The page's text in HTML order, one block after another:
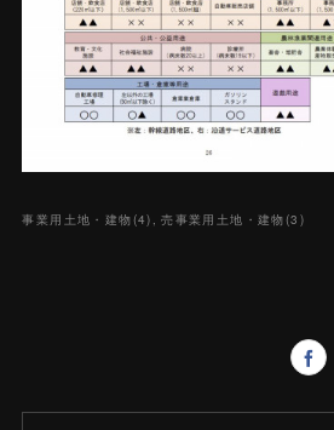
事業用土地・建物(4) 売事業用土地・建物(3 )